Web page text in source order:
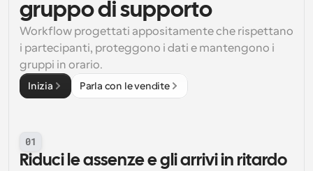
gruppo di supporto
Workflow progettati appositamente che rispettano
i partecipanti, proteggono i dati e mantengono i
gruppi in orario.
Inizia Parla con le vendite
01
Riduci le assenze e gli arrivi in ritardo